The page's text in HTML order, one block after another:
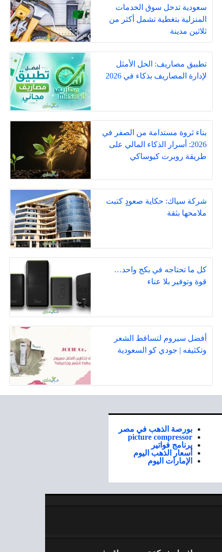
سعودية تدخل سوق الخدمات
المنزلية بتغطية تشمل أكثر من
ثلاثين مدينة
تطبيق مصاريف: الحل الأمثل
لإدارة المصاريف بذكاء في 2026
بناء ثروة مستدامة من الصفر في
2026: أسرار الذكاء المالي على
طريقة روبرت كيوساكي
شركة سياك: حكاية صعودٍ كتبت
ملامحها بثقة
كل ما تحتاجه في بكج واحد…
قوة وتوفير بلا عناء
أفضل سيروم لتساقط الشعر
وتكثيفه | جودي كو السعودية
بورصة الذهب في مصر
picture compressor
برنامج فواتير
أسعار الذهب اليوم
الإمارات اليوم